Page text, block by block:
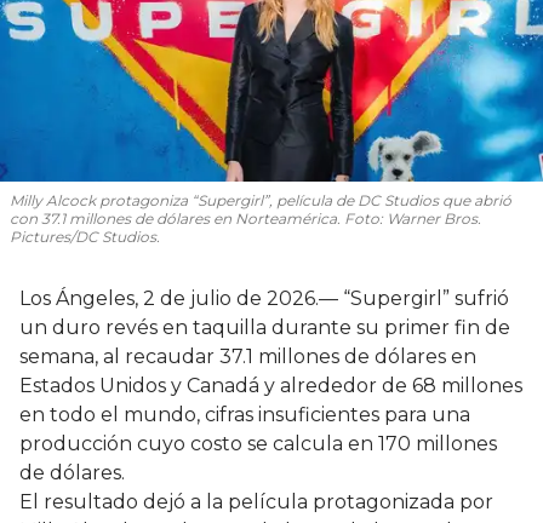
Milly Alcock protagoniza “Supergirl”, película de DC Studios que abrió
con 37.1 millones de dólares en Norteamérica. Foto: Warner Bros.
Pictures/DC Studios.
Los Ángeles, 2 de julio de 2026.— “Supergirl” sufrió
un duro revés en taquilla durante su primer fin de
semana, al recaudar 37.1 millones de dólares en
Estados Unidos y Canadá y alrededor de 68 millones
en todo el mundo, cifras insuficientes para una
producción cuyo costo se calcula en 170 millones
de dólares.
El resultado dejó a la película protagonizada por